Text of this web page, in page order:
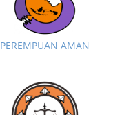
PEREMPUAN AMAN